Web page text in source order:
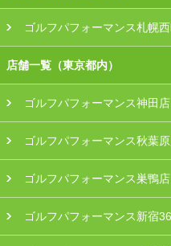
ゴルフパフォーマンス札幌
店舗一覧（東京都内）
ゴルフパフォーマンス神田店
ゴルフパフォーマンス秋葉
ゴルフパフォーマンス巣鴨店
ゴルフパフォーマンス新宿